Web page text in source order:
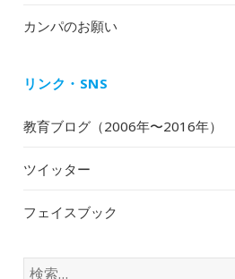
カンパのお願い
リンク・SNS
教育ブログ（2006年〜2016年）
ツイッター
フェイスブック
検